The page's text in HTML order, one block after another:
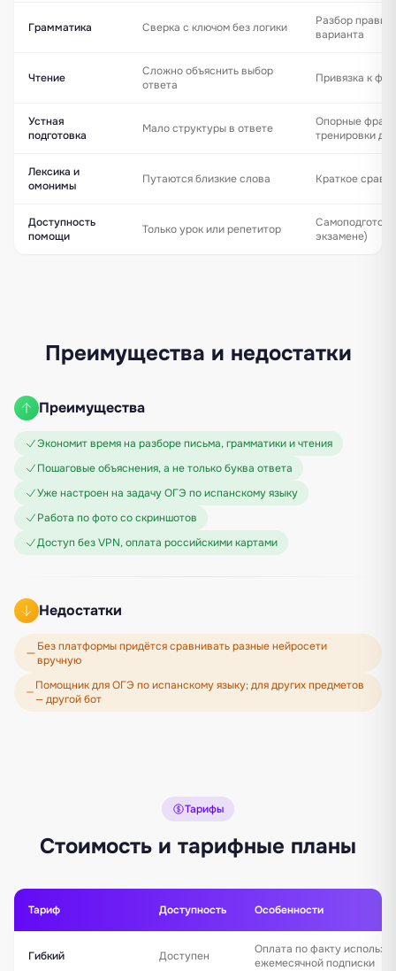
Грамматика Сверка с ключом без логики
Разбор
варианта
Чтение
Сложно объяснить выбор
ответа
Привязка к
Устная
подготовка
Мало структуры в ответе
Опорные
тренировки
Лексика и
омонимы
Путаются близкие слова Краткое
Доступность
помощи
Только урок или репетитор
экзамене)
Преимущества и недостатки
Преимущества
Экономит время на разборе письма, грамматики и чтения
Пошаговые объяснения, а не только буква ответа
Уже настроен на задачу ОГЭ по испанскому языку
Работа по фото со скриншотов
Доступ без VPN, оплата российскими картами
Недостатки
Без платформы придётся сравнивать разные нейросети
вручную
Помощник для ОГЭ по испанскому языку; для других предметов
— другой бот
Тарифы
Стоимость и тарифные планы
Тариф Доступность Особенности
Гибкий Доступен
Оплата по факту
ежемесячной подписки